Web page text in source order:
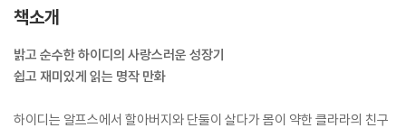
책소개
밝고 순수한 하이디의 사랑스러운 성장기
쉽고 재미있게 읽는 명작 만화
하이디는 알프스에서 할아버지와 단둘이 살다가 몸이 약한 클라라의 친구